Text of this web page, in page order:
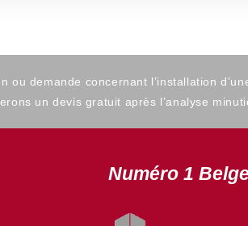
ou demande concernant l’installation
un devis gratuit après l’analyse
Numéro 1